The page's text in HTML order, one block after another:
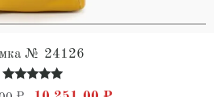
№ 24126
Оценка